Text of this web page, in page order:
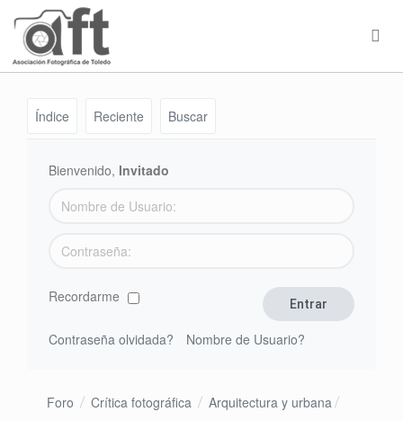
Índice Reciente Buscar
Bienvenido, Invitado
Recordarme
Contraseña olvidada? Nombre de Usuario?
Foro Crítica fotográfica
Arquitectura y urbana